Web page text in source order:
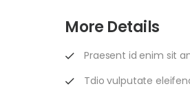
More Details
Praesent id enim sit
Tdio vulputate